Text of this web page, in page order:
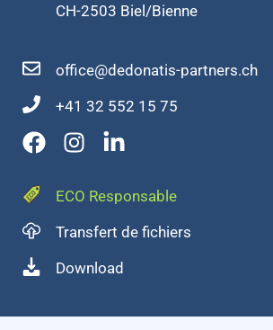
CH-2503 Biel/Bienne
office@dedonatis-partners.ch
+41 32 552 15 75
ECO Responsable
Transfert de fichiers
Download